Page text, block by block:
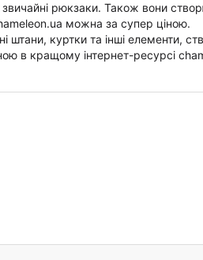
рюкзаки. Також вони
можна за супер ціною.
куртки та інші елементи,
в кращому інтернет-ресурсі